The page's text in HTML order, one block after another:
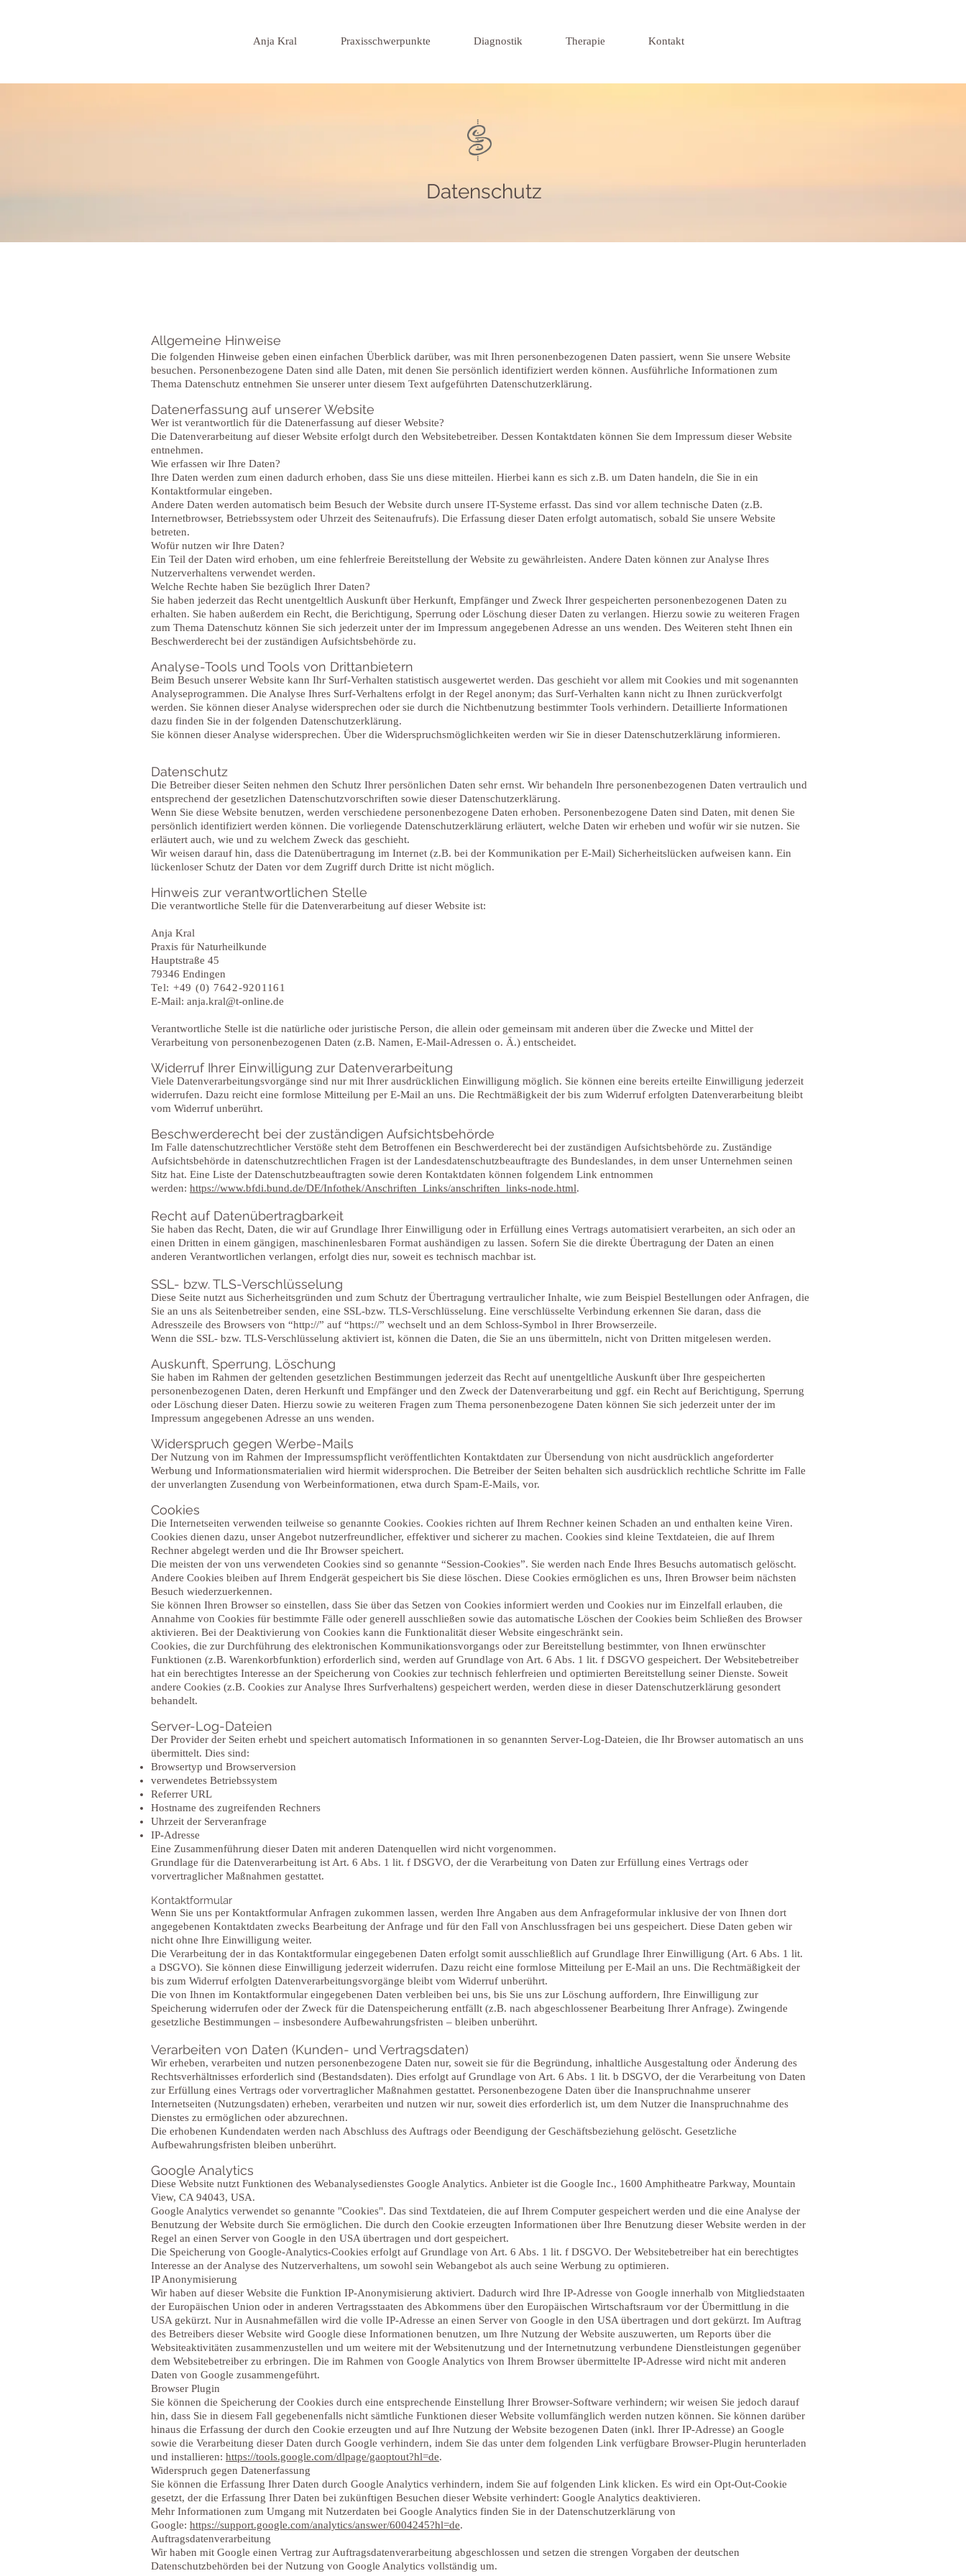
Anja Kral Praxisschwerpunkte Diagnostik Therapie Kontakt
Datenschutz
Allgemeine Hinweise
Die folgenden Hinweise geben einen einfachen Überblick darüber, was mit Ihren personenbezogenen Daten passiert, wenn Sie unsere Website
besuchen. Personenbezogene Daten sind alle Daten, mit denen Sie persönlich identifiziert werden können. Ausführliche Informationen zum
Thema Datenschutz entnehmen Sie unserer unter diesem Text aufgeführten Datenschutzerklärung.
Datenerfassung auf unserer Website
Wer ist verantwortlich für die Datenerfassung auf dieser Website?
Die Datenverarbeitung auf dieser Website erfolgt durch den Websitebetreiber. Dessen Kontaktdaten können Sie dem Impressum dieser Website
entnehmen.
Wie erfassen wir Ihre Daten?
Ihre Daten werden zum einen dadurch erhoben, dass Sie uns diese mitteilen. Hierbei kann es sich z.B. um Daten handeln, die Sie in ein
Kontaktformular eingeben.
Andere Daten werden automatisch beim Besuch der Website durch unsere IT-Systeme erfasst. Das sind vor allem technische Daten (z.B.
Internetbrowser, Betriebssystem oder Uhrzeit des Seitenaufrufs). Die Erfassung dieser Daten erfolgt automatisch, sobald Sie unsere Website
betreten.
Wofür nutzen wir Ihre Daten?
Ein Teil der Daten wird erhoben, um eine fehlerfreie Bereitstellung der Website zu gewährleisten. Andere Daten können zur Analyse Ihres
Nutzerverhaltens verwendet werden.
Welche Rechte haben Sie bezüglich Ihrer Daten?
Sie haben jederzeit das Recht unentgeltlich Auskunft über Herkunft, Empfänger und Zweck Ihrer gespeicherten personenbezogenen Daten zu
erhalten. Sie haben außerdem ein Recht, die Berichtigung, Sperrung oder Löschung dieser Daten zu verlangen. Hierzu sowie zu weiteren Fragen
zum Thema Datenschutz können Sie sich jederzeit unter der im Impressum angegebenen Adresse an uns wenden. Des Weiteren steht Ihnen ein
Beschwerderecht bei der zuständigen Aufsichtsbehörde zu.
Analyse-Tools und Tools von Drittanbietern
Beim Besuch unserer Website kann Ihr Surf-Verhalten statistisch ausgewertet werden. Das geschieht vor allem mit Cookies und mit sogenannten
Analyseprogrammen. Die Analyse Ihres Surf-Verhaltens erfolgt in der Regel anonym; das Surf-Verhalten kann nicht zu Ihnen zurückverfolgt
werden. Sie können dieser Analyse widersprechen oder sie durch die Nichtbenutzung bestimmter Tools verhindern. Detaillierte Informationen
dazu finden Sie in der folgenden Datenschutzerklärung.
Sie können dieser Analyse widersprechen. Über die Widerspruchsmöglichkeiten werden wir Sie in dieser Datenschutzerklärung informieren.
Datenschutz
Die Betreiber dieser Seiten nehmen den Schutz Ihrer persönlichen Daten sehr ernst. Wir behandeln Ihre personenbezogenen Daten vertraulich und
entsprechend der gesetzlichen Datenschutzvorschriften sowie dieser Datenschutzerklärung.
Wenn Sie diese Website benutzen, werden verschiedene personenbezogene Daten erhoben. Personenbezogene Daten sind Daten, mit denen Sie
persönlich identifiziert werden können. Die vorliegende Datenschutzerklärung erläutert, welche Daten wir erheben und wofür wir sie nutzen. Sie
erläutert auch, wie und zu welchem Zweck das geschieht.
Wir weisen darauf hin, dass die Datenübertragung im Internet (z.B. bei der Kommunikation per E-Mail) Sicherheitslücken aufweisen kann. Ein
lückenloser Schutz der Daten vor dem Zugriff durch Dritte ist nicht möglich.
Hinweis zur verantwortlichen Stelle
Die verantwortliche Stelle für die Datenverarbeitung auf dieser Website ist:
Anja Kral
Praxis für Naturheilkunde
Hauptstraße 45
79346 Endingen
Tel: +49 (0) 7642-9201161
E-Mail: anja.kral@t-online.de
Verantwortliche Stelle ist die natürliche oder juristische Person, die allein oder gemeinsam mit anderen über die Zwecke und Mittel der
Verarbeitung von personenbezogenen Daten (z.B. Namen, E-Mail-Adressen o. Ä.) entscheidet.
Widerruf Ihrer Einwilligung zur Datenverarbeitung
Viele Datenverarbeitungsvorgänge sind nur mit Ihrer ausdrücklichen Einwilligung möglich. Sie können eine bereits erteilte Einwilligung jederzeit
widerrufen. Dazu reicht eine formlose Mitteilung per E-Mail an uns. Die Rechtmäßigkeit der bis zum Widerruf erfolgten Datenverarbeitung bleibt
vom Widerruf unberührt.
Beschwerderecht bei der zuständigen Aufsichtsbehörde
Im Falle datenschutzrechtlicher Verstöße steht dem Betroffenen ein Beschwerderecht bei der zuständigen Aufsichtsbehörde zu. Zuständige
Aufsichtsbehörde in datenschutzrechtlichen Fragen ist der Landesdatenschutzbeauftragte des Bundeslandes, in dem unser Unternehmen seinen
Sitz hat. Eine Liste der Datenschutzbeauftragten sowie deren Kontaktdaten können folgendem Link entnommen
werden: https://www.bfdi.bund.de/DE/Infothek/Anschriften_Links/anschriften_links-node.html.
Recht auf Datenübertragbarkeit
Sie haben das Recht, Daten, die wir auf Grundlage Ihrer Einwilligung oder in Erfüllung eines Vertrags automatisiert verarbeiten, an sich oder an
einen Dritten in einem gängigen, maschinenlesbaren Format aushändigen zu lassen. Sofern Sie die direkte Übertragung der Daten an einen
anderen Verantwortlichen verlangen, erfolgt dies nur, soweit es technisch machbar ist.
SSL- bzw. TLS-Verschlüsselung
Diese Seite nutzt aus Sicherheitsgründen und zum Schutz der Übertragung vertraulicher Inhalte, wie zum Beispiel Bestellungen oder Anfragen, die
Sie an uns als Seitenbetreiber senden, eine SSL-bzw. TLS-Verschlüsselung. Eine verschlüsselte Verbindung erkennen Sie daran, dass die
Adresszeile des Browsers von “http://” auf “https://” wechselt und an dem Schloss-Symbol in Ihrer Browserzeile.
Wenn die SSL- bzw. TLS-Verschlüsselung aktiviert ist, können die Daten, die Sie an uns übermitteln, nicht von Dritten mitgelesen werden.
Auskunft, Sperrung, Löschung
Sie haben im Rahmen der geltenden gesetzlichen Bestimmungen jederzeit das Recht auf unentgeltliche Auskunft über Ihre gespeicherten
personenbezogenen Daten, deren Herkunft und Empfänger und den Zweck der Datenverarbeitung und ggf. ein Recht auf Berichtigung, Sperrung
oder Löschung dieser Daten. Hierzu sowie zu weiteren Fragen zum Thema personenbezogene Daten können Sie sich jederzeit unter der im
Impressum angegebenen Adresse an uns wenden.
Widerspruch gegen Werbe-Mails
Der Nutzung von im Rahmen der Impressumspflicht veröffentlichten Kontaktdaten zur Übersendung von nicht ausdrücklich angeforderter
Werbung und Informationsmaterialien wird hiermit widersprochen. Die Betreiber der Seiten behalten sich ausdrücklich rechtliche Schritte im Falle
der unverlangten Zusendung von Werbeinformationen, etwa durch Spam-E-Mails, vor.
Cookies
Die Internetseiten verwenden teilweise so genannte Cookies. Cookies richten auf Ihrem Rechner keinen Schaden an und enthalten keine Viren.
Cookies dienen dazu, unser Angebot nutzerfreundlicher, effektiver und sicherer zu machen. Cookies sind kleine Textdateien, die auf Ihrem
Rechner abgelegt werden und die Ihr Browser speichert.
Die meisten der von uns verwendeten Cookies sind so genannte “Session-Cookies”. Sie werden nach Ende Ihres Besuchs automatisch gelöscht.
Andere Cookies bleiben auf Ihrem Endgerät gespeichert bis Sie diese löschen. Diese Cookies ermöglichen es uns, Ihren Browser beim nächsten
Besuch wiederzuerkennen.
Sie können Ihren Browser so einstellen, dass Sie über das Setzen von Cookies informiert werden und Cookies nur im Einzelfall erlauben, die
Annahme von Cookies für bestimmte Fälle oder generell ausschließen sowie das automatische Löschen der Cookies beim Schließen des Browser
aktivieren. Bei der Deaktivierung von Cookies kann die Funktionalität dieser Website eingeschränkt sein.
Cookies, die zur Durchführung des elektronischen Kommunikationsvorgangs oder zur Bereitstellung bestimmter, von Ihnen erwünschter
Funktionen (z.B. Warenkorbfunktion) erforderlich sind, werden auf Grundlage von Art. 6 Abs. 1 lit. f DSGVO gespeichert. Der Websitebetreiber
hat ein berechtigtes Interesse an der Speicherung von Cookies zur technisch fehlerfreien und optimierten Bereitstellung seiner Dienste. Soweit
andere Cookies (z.B. Cookies zur Analyse Ihres Surfverhaltens) gespeichert werden, werden diese in dieser Datenschutzerklärung gesondert
behandelt.
Server-Log-Dateien
Der Provider der Seiten erhebt und speichert automatisch Informationen in so genannten Server-Log-Dateien, die Ihr Browser automatisch an uns
übermittelt. Dies sind:
Browsertyp und Browserversion
verwendetes Betriebssystem
Referrer URL
Hostname des zugreifenden Rechners
Uhrzeit der Serveranfrage
IP-Adresse
Eine Zusammenführung dieser Daten mit anderen Datenquellen wird nicht vorgenommen.
Grundlage für die Datenverarbeitung ist Art. 6 Abs. 1 lit. f DSGVO, der die Verarbeitung von Daten zur Erfüllung eines Vertrags oder
vorvertraglicher Maßnahmen gestattet.
Kontaktformular
Wenn Sie uns per Kontaktformular Anfragen zukommen lassen, werden Ihre Angaben aus dem Anfrageformular inklusive der von Ihnen dort
angegebenen Kontaktdaten zwecks Bearbeitung der Anfrage und für den Fall von Anschlussfragen bei uns gespeichert. Diese Daten geben wir
nicht ohne Ihre Einwilligung weiter.
Die Verarbeitung der in das Kontaktformular eingegebenen Daten erfolgt somit ausschließlich auf Grundlage Ihrer Einwilligung (Art. 6 Abs. 1 lit.
a DSGVO). Sie können diese Einwilligung jederzeit widerrufen. Dazu reicht eine formlose Mitteilung per E-Mail an uns. Die Rechtmäßigkeit der
bis zum Widerruf erfolgten Datenverarbeitungsvorgänge bleibt vom Widerruf unberührt.
Die von Ihnen im Kontaktformular eingegebenen Daten verbleiben bei uns, bis Sie uns zur Löschung auffordern, Ihre Einwilligung zur
Speicherung widerrufen oder der Zweck für die Datenspeicherung entfällt (z.B. nach abgeschlossener Bearbeitung Ihrer Anfrage). Zwingende
gesetzliche Bestimmungen – insbesondere Aufbewahrungsfristen – bleiben unberührt.
Verarbeiten von Daten (Kunden- und Vertragsdaten)
Wir erheben, verarbeiten und nutzen personenbezogene Daten nur, soweit sie für die Begründung, inhaltliche Ausgestaltung oder Änderung des
Rechtsverhältnisses erforderlich sind (Bestandsdaten). Dies erfolgt auf Grundlage von Art. 6 Abs. 1 lit. b DSGVO, der die Verarbeitung von Daten
zur Erfüllung eines Vertrags oder vorvertraglicher Maßnahmen gestattet. Personenbezogene Daten über die Inanspruchnahme unserer
Internetseiten (Nutzungsdaten) erheben, verarbeiten und nutzen wir nur, soweit dies erforderlich ist, um dem Nutzer die Inanspruchnahme des
Dienstes zu ermöglichen oder abzurechnen.
Die erhobenen Kundendaten werden nach Abschluss des Auftrags oder Beendigung der Geschäftsbeziehung gelöscht. Gesetzliche
Aufbewahrungsfristen bleiben unberührt.
Google Analytics
Diese Website nutzt Funktionen des Webanalysedienstes Google Analytics. Anbieter ist die Google Inc., 1600 Amphitheatre Parkway, Mountain
View, CA 94043, USA.
Google Analytics verwendet so genannte "Cookies". Das sind Textdateien, die auf Ihrem Computer gespeichert werden und die eine Analyse der
Benutzung der Website durch Sie ermöglichen. Die durch den Cookie erzeugten Informationen über Ihre Benutzung dieser Website werden in der
Regel an einen Server von Google in den USA übertragen und dort gespeichert.
Die Speicherung von Google-Analytics-Cookies erfolgt auf Grundlage von Art. 6 Abs. 1 lit. f DSGVO. Der Websitebetreiber hat ein berechtigtes
Interesse an der Analyse des Nutzerverhaltens, um sowohl sein Webangebot als auch seine Werbung zu optimieren.
IP Anonymisierung
Wir haben auf dieser Website die Funktion IP-Anonymisierung aktiviert. Dadurch wird Ihre IP-Adresse von Google innerhalb von Mitgliedstaaten
der Europäischen Union oder in anderen Vertragsstaaten des Abkommens über den Europäischen Wirtschaftsraum vor der Übermittlung in die
USA gekürzt. Nur in Ausnahmefällen wird die volle IP-Adresse an einen Server von Google in den USA übertragen und dort gekürzt. Im Auftrag
des Betreibers dieser Website wird Google diese Informationen benutzen, um Ihre Nutzung der Website auszuwerten, um Reports über die
Websiteaktivitäten zusammenzustellen und um weitere mit der Websitenutzung und der Internetnutzung verbundene Dienstleistungen gegenüber
dem Websitebetreiber zu erbringen. Die im Rahmen von Google Analytics von Ihrem Browser übermittelte IP-Adresse wird nicht mit anderen
Daten von Google zusammengeführt.
Browser Plugin
Sie können die Speicherung der Cookies durch eine entsprechende Einstellung Ihrer Browser-Software verhindern; wir weisen Sie jedoch darauf
hin, dass Sie in diesem Fall gegebenenfalls nicht sämtliche Funktionen dieser Website vollumfänglich werden nutzen können. Sie können darüber
hinaus die Erfassung der durch den Cookie erzeugten und auf Ihre Nutzung der Website bezogenen Daten (inkl. Ihrer IP-Adresse) an Google
sowie die Verarbeitung dieser Daten durch Google verhindern, indem Sie das unter dem folgenden Link verfügbare Browser-Plugin herunterladen
und installieren: https://tools.google.com/dlpage/gaoptout?hl=de.
Widerspruch gegen Datenerfassung
Sie können die Erfassung Ihrer Daten durch Google Analytics verhindern, indem Sie auf folgenden Link klicken. Es wird ein Opt-Out-Cookie
gesetzt, der die Erfassung Ihrer Daten bei zukünftigen Besuchen dieser Website verhindert: Google Analytics deaktivieren.
Mehr Informationen zum Umgang mit Nutzerdaten bei Google Analytics finden Sie in der Datenschutzerklärung von
Google: https://support.google.com/analytics/answer/6004245?hl=de.
Auftragsdatenverarbeitung
Wir haben mit Google einen Vertrag zur Auftragsdatenverarbeitung abgeschlossen und setzen die strengen Vorgaben der deutschen
Datenschutzbehörden bei der Nutzung von Google Analytics vollständig um.